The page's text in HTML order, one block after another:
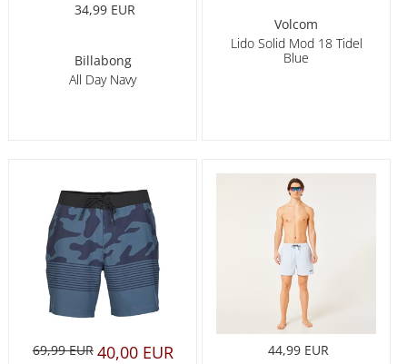
34,99 EUR
Billabong
All Day Navy
Volcom
Lido Solid Mod 18 Tidel
Blue
69,99 EUR 40,00 EUR 44,99 EUR